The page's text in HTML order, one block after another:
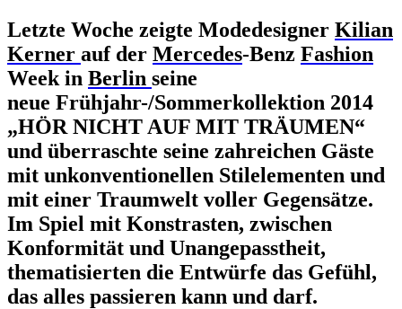
Letzte Woche zeigte Modedesigner Kilian
Kerner auf der Mercedes-Benz Fashion
Week in Berlin seine
neue Frühjahr-/Sommerkollektion 2014
„HÖR NICHT AUF MIT TRÄUMEN“
und überraschte seine zahreichen Gäste
mit unkonventionellen Stilelementen und
mit einer Traumwelt voller Gegensätze.
Im Spiel mit Konstrasten, zwischen
Konformität und Unangepasstheit,
thematisierten die Entwürfe das Gefühl,
das alles passieren kann und darf.